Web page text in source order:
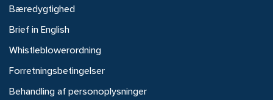
Bæredygtighed
Brief in English
Whistleblowerordning
Forretningsbetingelser
Behandling af personoplysninger